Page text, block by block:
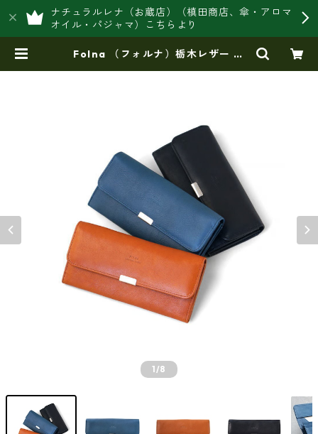
ナチュラルレナ（お蔵店）（槙田商店、傘・アロマ
オイル・パジャマ）こちらより
Folna （フォルナ）栃木レザー フ
1/8